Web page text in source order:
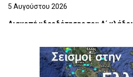
5 Αυγούστου 2026
Διακοπή υδροδότησης του Α΄
Η Marseaux στα Γρεβενά για μια
5 Αυγούστου 2026